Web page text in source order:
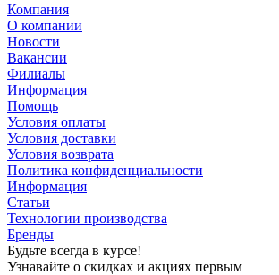
Компания
О компании
Новости
Вакансии
Филиалы
Информация
Помощь
Условия оплаты
Условия доставки
Условия возврата
Политика конфиденциальности
Информация
Статьи
Технологии производства
Бренды
Будьте всегда в курсе!
Узнавайте о скидках и акциях первым